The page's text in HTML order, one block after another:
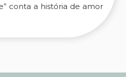
conta a história de amor